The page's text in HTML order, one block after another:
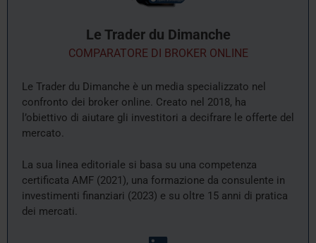
Le Trader du Dimanche
COMPARATORE DI BROKER ONLINE
Le Trader du Dimanche è un media specializzato nel
confronto dei broker online. Creato nel 2018, ha
l’obiettivo di aiutare gli investitori a decifrare le offerte del
mercato.
La sua linea editoriale si basa su una competenza
certificata AMF (2021), una formazione da consulente in
investimenti finanziari (2023) e su oltre 15 anni di pratica
dei mercati.